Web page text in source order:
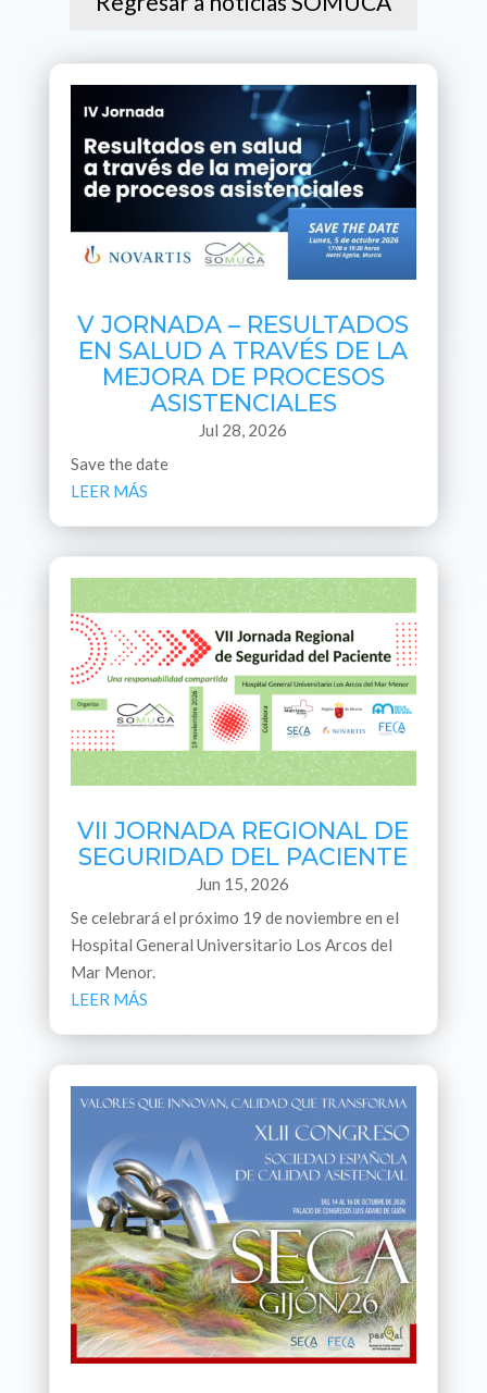
V JORNADA – RESULTADOS
EN SALUD A TRAVÉS DE LA
MEJORA DE PROCESOS
ASISTENCIALES
Jul 28, 2026
Save the date
LEER MÁS
VII JORNADA REGIONAL DE
SEGURIDAD DEL PACIENTE
Jun 15, 2026
Se celebrará el próximo 19 de noviembre en el
Hospital General Universitario Los Arcos del
Mar Menor.
LEER MÁS